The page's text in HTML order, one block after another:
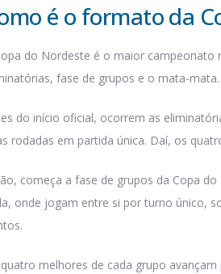
é o formato da
do Nordeste é o maior campeonato
fase de grupos e o mata-mata.
do início oficial, ocorrem as
rodadas em partida única. Daí, os
começa a fase de grupos da Copa
onde jogam entre si por turno único,
melhores de cada grupo